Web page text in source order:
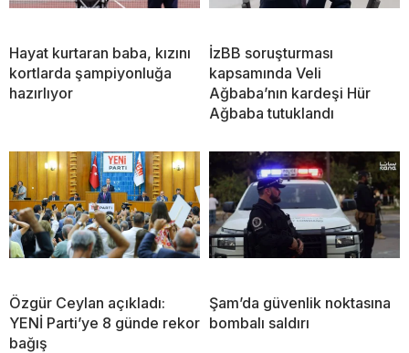
Hayat kurtaran baba, kızını
kortlarda şampiyonluğa
hazırlıyor
İzBB soruşturması
kapsamında Veli
Ağbaba’nın kardeşi Hür
Ağbaba tutuklandı
Özgür Ceylan açıkladı:
YENİ Parti’ye 8 günde rekor
bağış
Şam’da güvenlik noktasına
bombalı saldırı